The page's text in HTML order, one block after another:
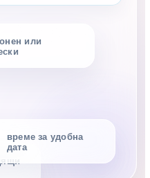
или
време за удобна
дата